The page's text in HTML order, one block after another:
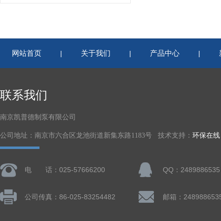
网站首页 | 关于我们 | 产品中心 |
联系我们
南京凯普德制泵有限公司
公司地址：南京市六合区龙池街道新集东路1183号 技术支持： 环保在线
电 话：025-57666200 QQ：2489886535
公司传真：86-025-83254482 邮箱：